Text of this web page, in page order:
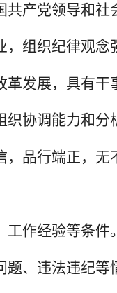
产党领导和社
组织纪律观念
发展，具有
协调能力和
品行端正，
作经验等条件。
、违法违纪等